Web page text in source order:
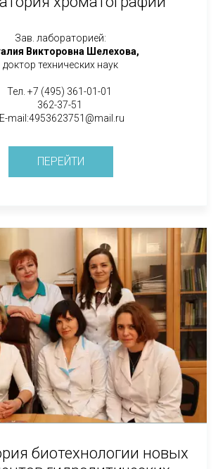
Зав. лабораторией:
Викторовна Шелехова,
доктор технических наук
Тел. +7 (495) 361-01-01
362-37-51
E-mail:4953623751@mail.ru
ПЕРЕЙТИ
биотехнологии новых